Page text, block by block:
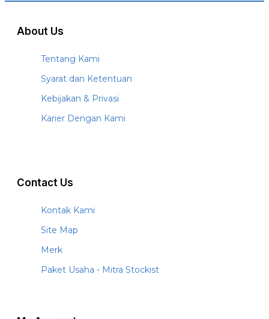
About Us
Tentang Kami
Syarat dan Ketentuan
Kebijakan & Privasi
Karier Dengan Kami
Contact Us
Kontak Kami
Site Map
Merk
Paket Usaha - Mitra Stockist